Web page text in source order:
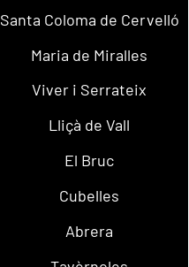
Santa Coloma de Cervelló
Maria de Miralles
Viver i Serrateix
Lliçà de Vall
El Bruc
Cubelles
Abrera